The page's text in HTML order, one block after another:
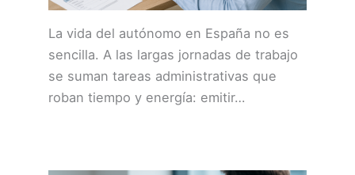
La vida del autónomo en España no es
sencilla. A las largas jornadas de trabajo
se suman tareas administrativas que
roban tiempo y energía: emitir…